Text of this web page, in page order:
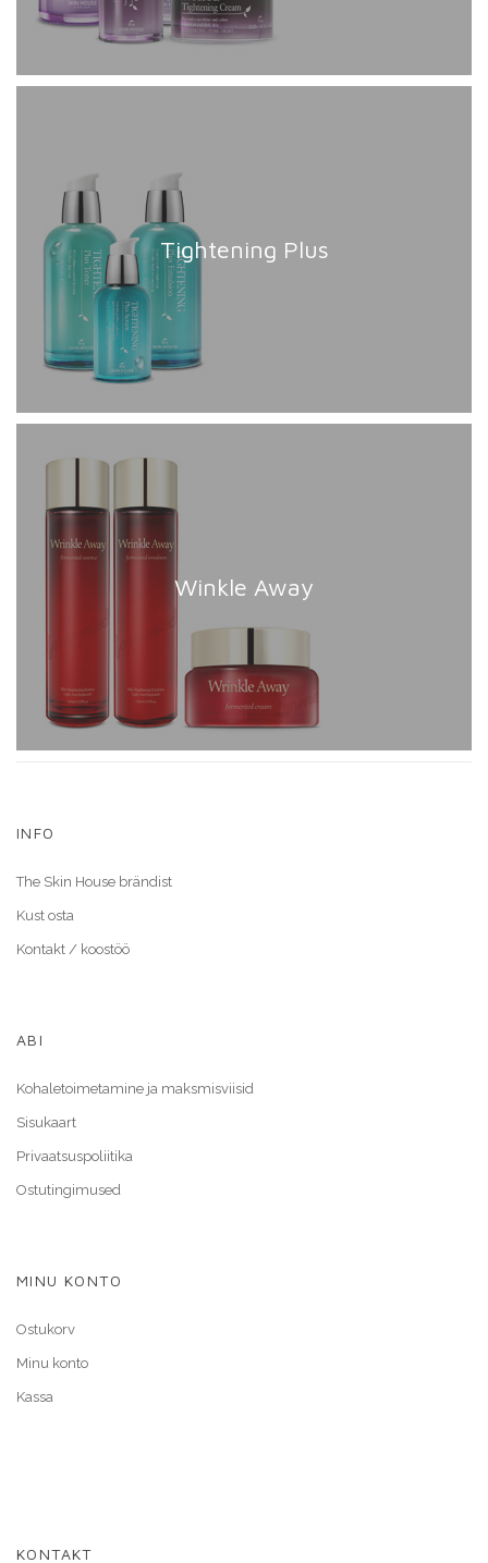
Tightening Plus
Winkle Away
INFO
The Skin House brändist
Kust osta
Kontakt / koostöö
ABI
Kohaletoimetamine ja maksmisviisid
Sisukaart
Privaatsuspoliitika
Ostutingimused
MINU KONTO
Ostukorv
Minu konto
Kassa
KONTAKT